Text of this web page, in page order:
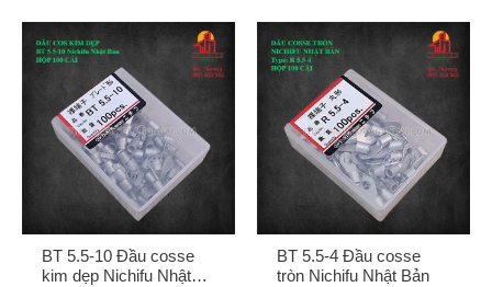
BT 5.5-10 Đầu cosse
kim dẹp Nichifu Nhật
BT 5.5-4 Đầu cosse
tròn Nichifu Nhật Bản